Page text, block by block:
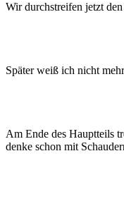
Wir durchstreifen jetzt
Später weiß ich nicht
Am Ende des Hauptteils
denke schon mit